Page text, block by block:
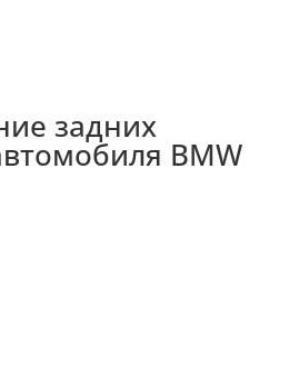
задних
BMW